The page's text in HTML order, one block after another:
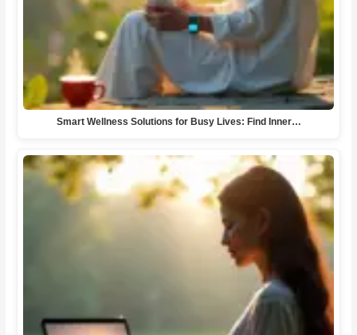
Smart Wellness Solutions for Busy Lives: Find Inner…